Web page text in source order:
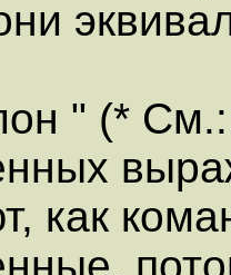
" (*
как